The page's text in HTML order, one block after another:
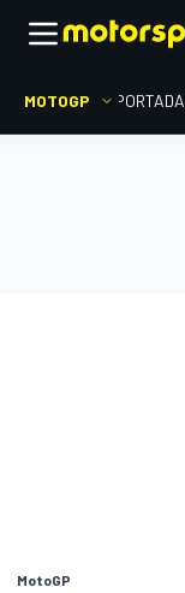
MOTOGP PORTADA
MotoGP